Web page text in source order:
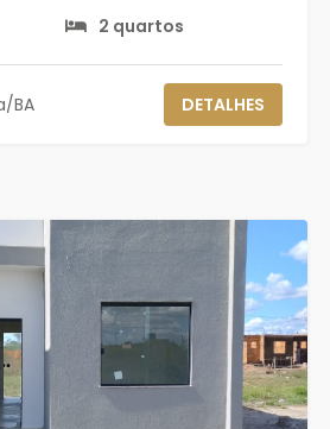
2 quartos
BA DETALHES